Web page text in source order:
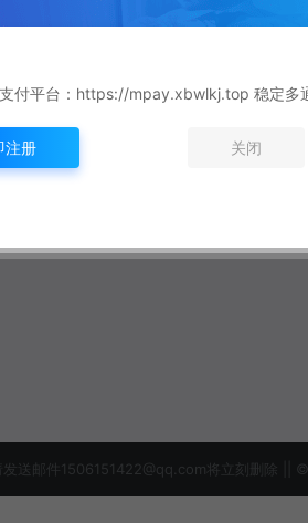
送邮件1506151422@qq.com将立刻删除 ||
付平台：https://mpay.xbwlkj.top 稳定多
注册 关闭